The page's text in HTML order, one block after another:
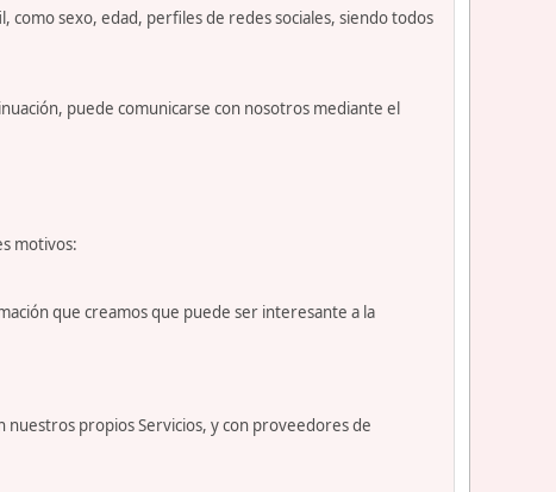
sexo, edad, perfiles de redes sociales, siendo todos
puede comunicarse con nosotros mediante el
motivos:
que creamos que puede ser interesante a la
propios Servicios, y con proveedores de